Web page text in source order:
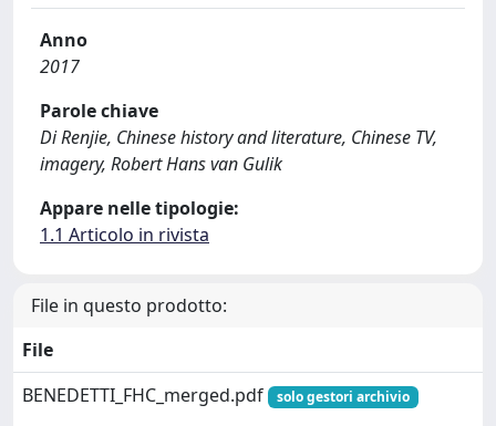
Anno
2017
Parole chiave
Di Renjie, Chinese history and literature, Chinese TV,
imagery, Robert Hans van Gulik
Appare nelle tipologie:
1.1 Articolo in rivista
File in questo prodotto:
File
BENEDETTI_FHC_merged.pdf
solo gestori archivio